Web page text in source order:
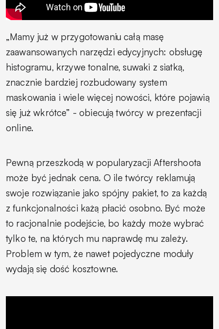
„Mamy już w przygotowaniu całą masę
zaawansowanych narzędzi edycyjnych: obsługę
histogramu, krzywe tonalne, suwaki z siatką,
znacznie bardziej rozbudowany system
maskowania i wiele więcej nowości, które pojawią
się już wkrótce” - obiecują twórcy w prezentacji
online.
Pewną przeszkodą w popularyzacji Aftershoota
może być jednak cena. O ile twórcy reklamują
swoje rozwiązanie jako spójny pakiet, to za każdą
z funkcjonalności każą płacić osobno. Być może
to racjonalnie podejście, bo każdy może wybrać
tylko te, na których mu naprawdę mu zależy.
Problem w tym, że nawet pojedyczne moduły
wydają się dość kosztowne.